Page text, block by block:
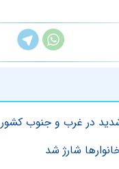
در غرب و جنوب کشور
شارژ شد